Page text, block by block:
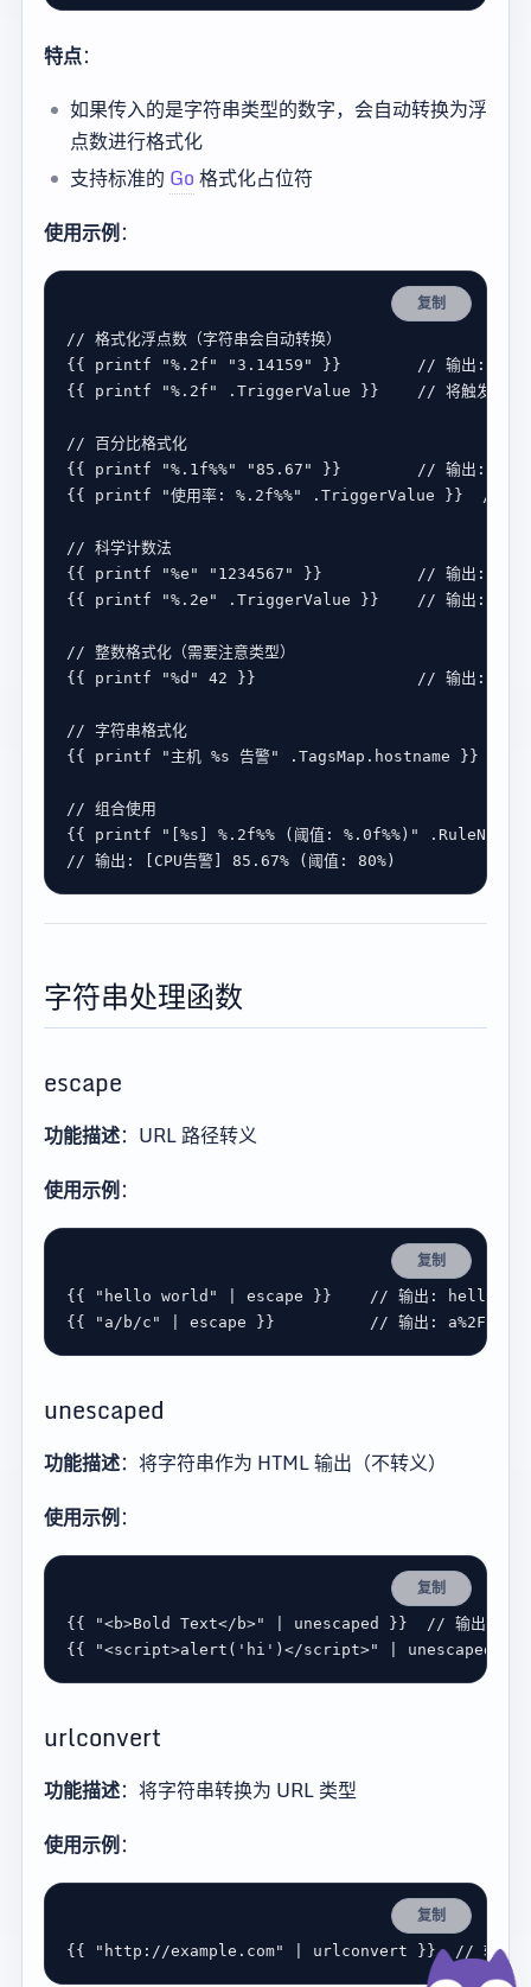
特点：
如果传入的是字符串类型的数字，会自动转换为浮
点数进行格式化
支持标准的 Go格式化占位符
使用示例：
复制
{{ printf "%.2f" "3.14159"
}}
{{ printf "%.2f" . TriggerValue }}
{{ printf "%.1f%%" "85.67"
}}
{{ printf "使用率: %.2f%%" . TriggerValue }}
{{ printf "%e" "1234567"
}}
{{ printf "%.2e" . TriggerValue }}
{{ printf "%d" 42 }}
{{ printf "主机 %s 告警" . TagsMap . hostname }}
{{ printf "[%s] %.2f%% (阈值: %.0f%%)" . RuleName
字符串处理函数
escape
功能描述：URL 路径转义
使用示例：
复制
{{ "hello world" escape }}
{{
"a/b/c" escape }}
unescaped
功能描述：将字符串作为 HTML 输出（不转义）
使用示例：
复制
{{ "<b>Bold Text</b>" unescaped
}}
{{
"<script>alert('hi')</script>" unescaped
urlconvert
功能描述：将字符串转换为 URL 类型
使用示例：
复制
{{ "http://example.com" urlconvert }}